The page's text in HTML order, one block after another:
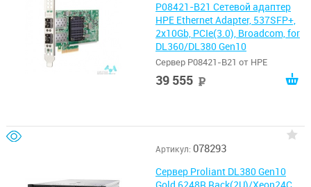
P08421-B21 Сетевой адаптер
HPE Ethernet Adapter, 537SFP+,
2x10Gb, PCIe(3.0), Broadcom, for
DL360/DL380 Gen10
Сервер P08421-B21 от HPE
39 555
Артикул: 078293
Сервер Proliant DL380 Gen10